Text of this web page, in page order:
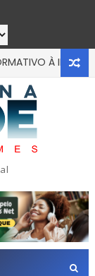
À IMPRENSA
feira 13/07/